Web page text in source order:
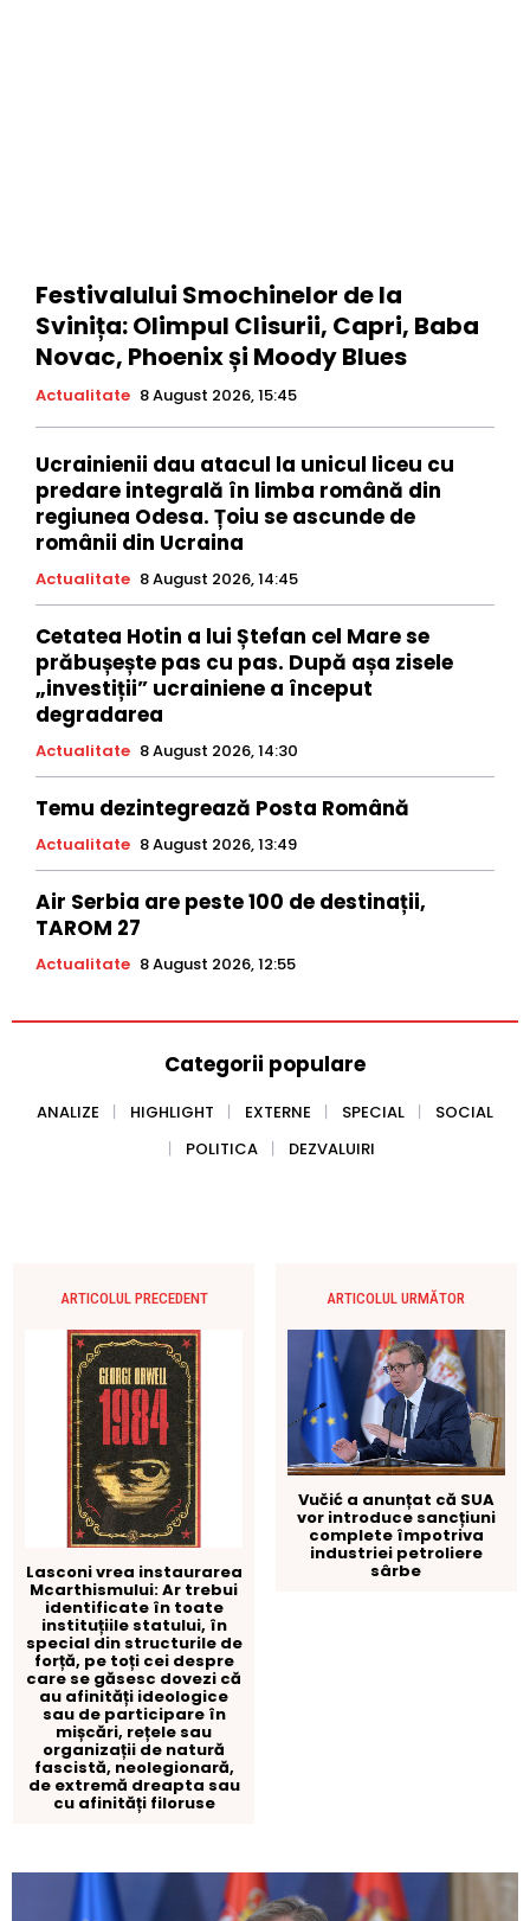
Festivalului Smochinelor de la
Svinița: Olimpul Clisurii, Capri, Baba
Novac, Phoenix și Moody Blues
Actualitate 8 August 2026, 15:45
Ucrainienii dau atacul la unicul liceu cu
predare integrală în limba română din
regiunea Odesa. Țoiu se ascunde de
românii din Ucraina
Actualitate 8 August 2026, 14:45
Cetatea Hotin a lui Ștefan cel Mare se
prăbușește pas cu pas. După așa zisele
„investiții” ucrainiene a început
degradarea
Actualitate 8 August 2026, 14:30
Temu dezintegrează Posta Română
Actualitate 8 August 2026, 13:49
Air Serbia are peste 100 de destinații,
TAROM 27
Actualitate 8 August 2026, 12:55
Categorii populare
ANALIZE HIGHLIGHT EXTERNE SPECIAL
SOCIAL
POLITICA
DEZVALUIRI
ARTICOLUL PRECEDENT
Lasconi vrea instaurarea
Mcarthismului: Ar trebui
identificate în toate
instituțiile statului, în
special din structurile de
forță, pe toți cei despre
care se găsesc dovezi că
au afinități ideologice
sau de participare în
mișcări, rețele sau
organizații de natură
fascistă, neolegionară,
de extremă dreapta sau
cu afinități filoruse
ARTICOLUL URMĂTOR
Vučić a anunțat că SUA
vor introduce sancțiuni
complete împotriva
industriei petroliere
sârbe